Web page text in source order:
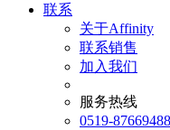
联系
关于Affinity
联系销售
加入我们
服务热线
0519-